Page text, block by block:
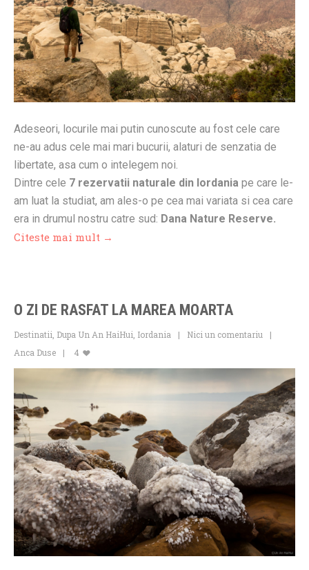
Adeseori, locurile mai putin cunoscute au fost cele care
ne-au adus cele mai mari bucurii, alaturi de senzatia de
libertate, asa cum o intelegem noi.
Dintre cele 7 rezervatii naturale din Iordania pe care le-
am luat la studiat, am ales-o pe cea mai variata si cea care
era in drumul nostru catre sud: Dana Nature Reserve.
Citeste mai mult →
O ZI DE RASFAT LA MAREA MOARTA
Destinatii Dupa Un An HaiHui Iordania
Nici un comentariu
Anca Duse
4